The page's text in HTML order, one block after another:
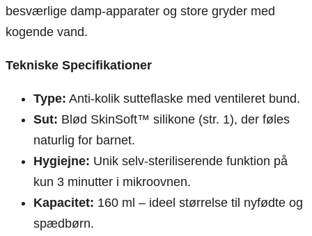
besværlige damp-apparater og store gryder med
kogende vand.
Tekniske Specifikationer
Type: Anti-kolik sutteflaske med ventileret bund.
Sut: Blød SkinSoft™ silikone (str. 1), der føles
naturlig for barnet.
Hygiejne: Unik selv-steriliserende funktion på
kun 3 minutter i mikroovnen.
Kapacitet: 160 ml – ideel størrelse til nyfødte og
spædbørn.